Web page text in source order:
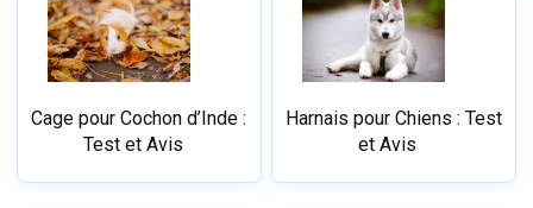
Cage pour Cochon d’Inde :
Test et Avis
Harnais pour Chiens : Test
et Avis